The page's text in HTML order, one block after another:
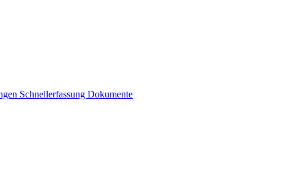
Schnellerfassung Dokumente